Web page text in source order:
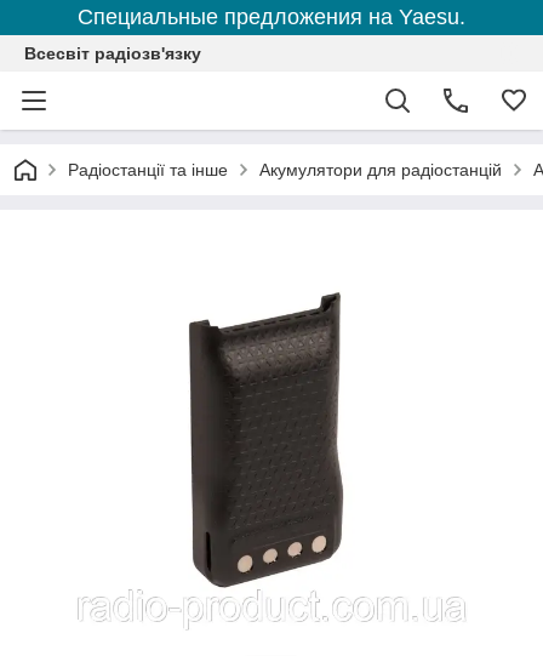
Специальные предложения на Yaesu.
Всесвіт радіозв'язку
Радіостанції та інше Акумулятори для радіостанцій